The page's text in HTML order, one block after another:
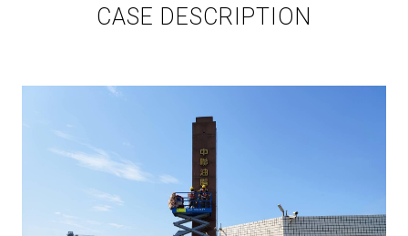
CASE DESCRIPTION